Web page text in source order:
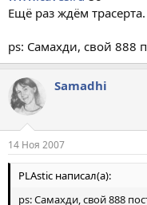
Ещё раз ждём трасерта.
ps: Самахди, свой 888
Samadhi
14 Ноя 2007
PLAstic написал(а):
ps: Самахди, свой 888